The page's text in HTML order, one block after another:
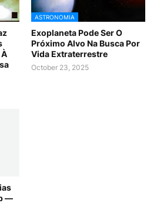
ASTRONOMIA
Exoplaneta Pode Ser O
Próximo Alvo Na Busca Por
Vida Extraterrestre
October 23, 2025
—